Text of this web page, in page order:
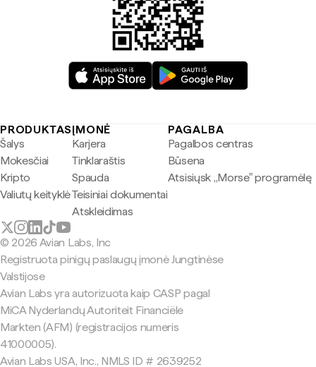
PRODUKTAS
Šalys
Mokesčiai
Kripto
Valiutų keityklė
ĮMONĖ
Karjera
Tinklaraštis
Spauda
Teisiniai dokumentai
Atskleidimas
PAGALBA
Pagalbos centras
Būsena
Atsisiųsk „Morse" programėlę
© 2026 Avian Labs, Inc
Registruota pinigų paslaugų įmonė Jungtinėse
Valstijose
Avian Labs yra autorizuota kaip CASP pagal
MiCA Nyderlandų Autoriteit Financiële
Markten (AFM) (registracijos numeris
41000005).
Avian Labs USA, Inc., NMLS ID # 2639252